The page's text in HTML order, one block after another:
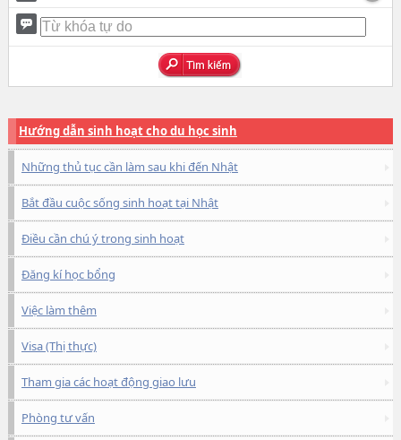
Hướng dẫn sinh hoạt cho du học sinh
Những thủ tục cần làm sau khi đến Nhật
Bắt đầu cuộc sống sinh hoạt tại Nhật
Điều cần chú ý trong sinh hoạt
Đăng kí học bổng
Việc làm thêm
Visa (Thị thực)
Tham gia các hoạt động giao lưu
Phòng tư vấn